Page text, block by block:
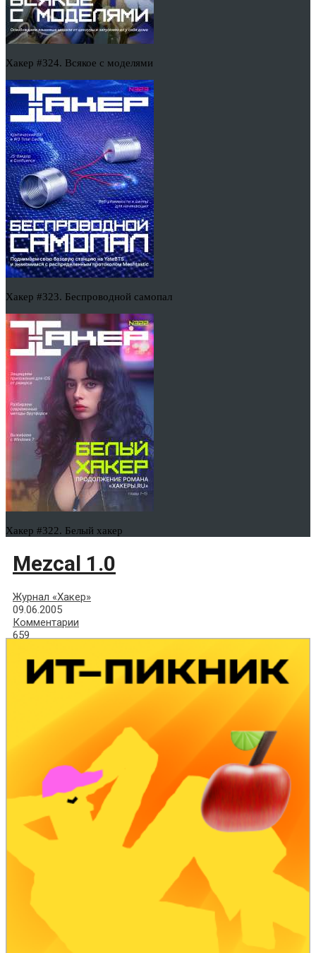
Хакер #324. Всякое с моделями
Хакер #323. Беспроводной самопал
Хакер #322. Белый хакер
Mezcal 1.0
Журнал «Хакер»
09.06.2005
Комментарии
659